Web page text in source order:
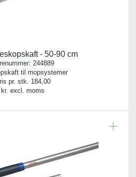
- 50-90 cm
244889
til mopsystemer
pr. stk. 184,00
kr. excl. moms